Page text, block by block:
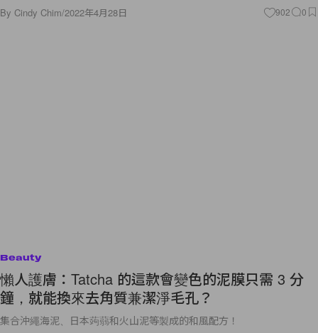
By Cindy Chim/2022年4月28日 902 0
Beauty
懶人護膚：Tatcha 的這款會變色的泥膜只需 3 分
鐘，就能換來去角質兼潔淨毛孔？
集合沖繩海泥、日本蒟蒻和火山泥等製成的和風配方！